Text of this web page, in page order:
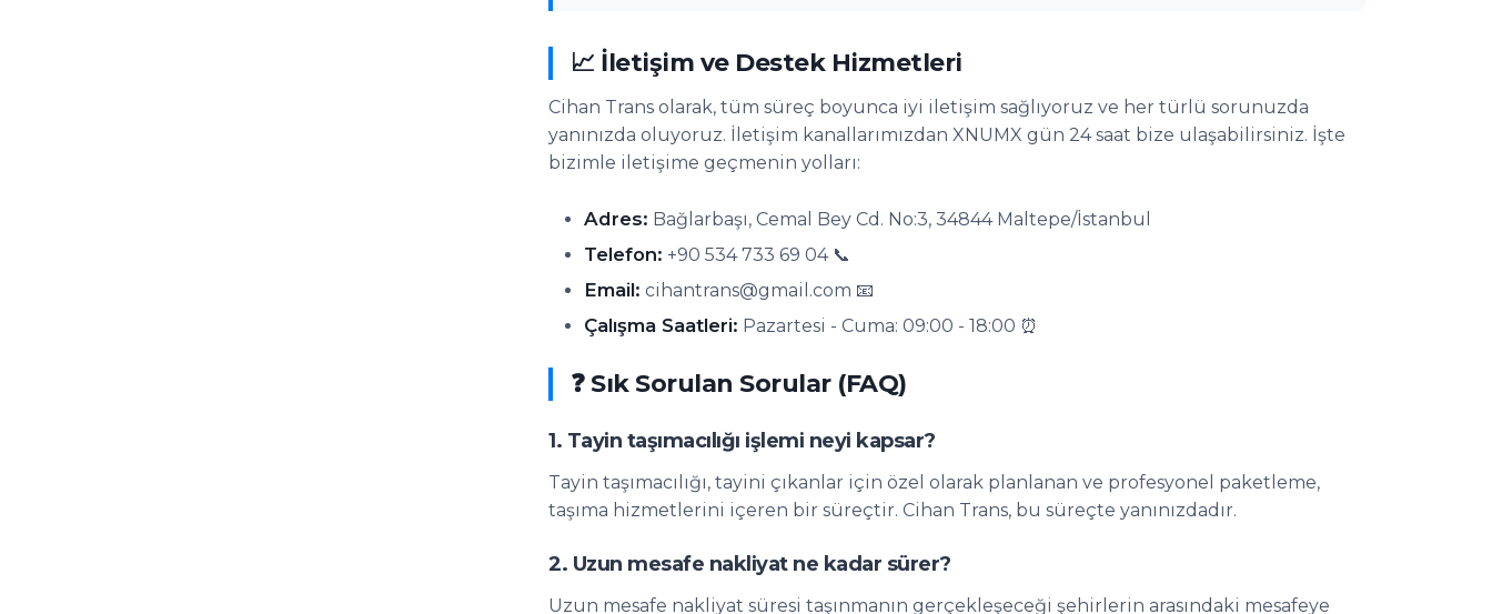
📈 İletişim ve Destek Hizmetleri
Cihan Trans olarak, tüm süreç boyunca iyi iletişim sağlıyoruz ve her türlü sorunuzda
yanınızda oluyoruz. İletişim kanallarımızdan XNUMX gün 24 saat bize ulaşabilirsiniz. İşte
bizimle iletişime geçmenin yolları:
Adres: Bağlarbaşı, Cemal Bey Cd. No:3, 34844 Maltepe/İstanbul
Telefon: +90 534 733 69 04 📞
Email: cihantrans@gmail.com 📧
Çalışma Saatleri: Pazartesi - Cuma: 09:00 - 18:00 ⏰
❓ Sık Sorulan Sorular (FAQ)
1. Tayin taşımacılığı işlemi neyi kapsar?
Tayin taşımacılığı, tayini çıkanlar için özel olarak planlanan ve profesyonel paketleme,
taşıma hizmetlerini içeren bir süreçtir. Cihan Trans, bu süreçte yanınızdadır.
2. Uzun mesafe nakliyat ne kadar sürer?
Uzun mesafe nakliyat süresi taşınmanın gerçekleşeceği şehirlerin arasındaki mesafeye